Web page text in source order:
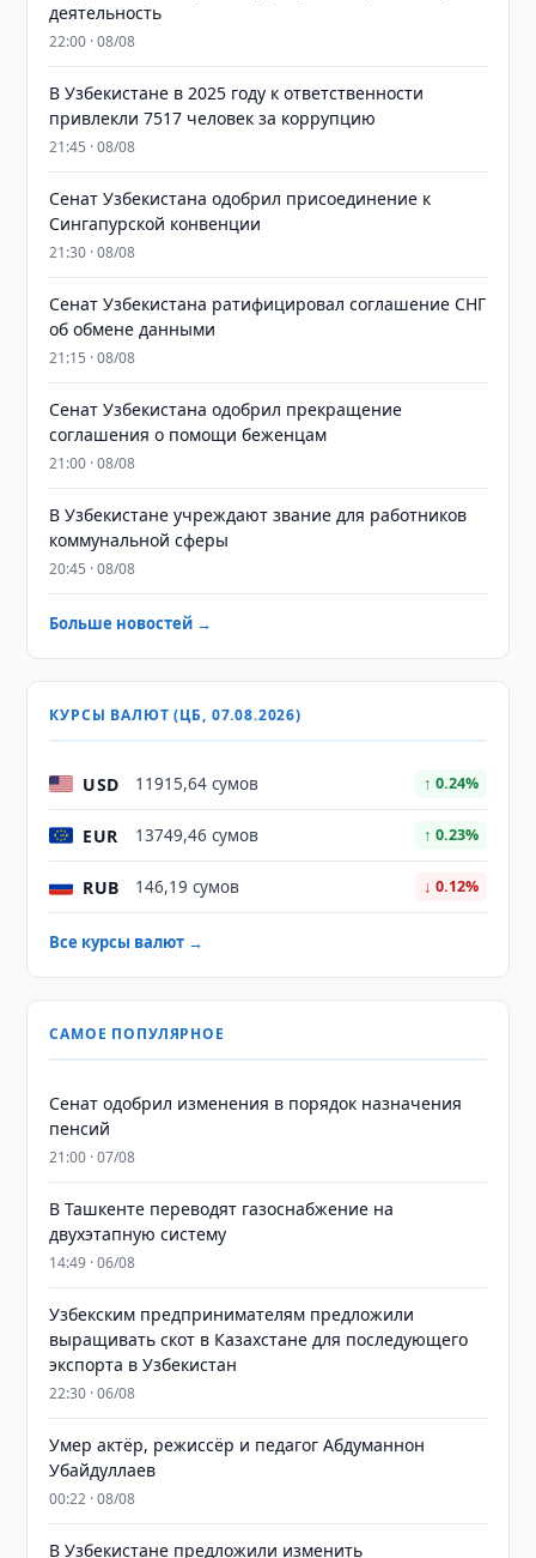
деятельность
22:00 · 08/08
В Узбекистане в 2025 году к ответственности
привлекли 7517 человек за коррупцию
21:45 · 08/08
Сенат Узбекистана одобрил присоединение к
Сингапурской конвенции
21:30 · 08/08
Сенат Узбекистана ратифицировал соглашение СНГ
об обмене данными
21:15 · 08/08
Сенат Узбекистана одобрил прекращение
соглашения о помощи беженцам
21:00 · 08/08
В Узбекистане учреждают звание для работников
коммунальной сферы
20:45 · 08/08
Больше новостей →
КУРСЫ ВАЛЮТ (ЦБ, 07.08.2026)
USD 11915,64 сумов ↑ 0.24%
EUR 13749,46 сумов ↑ 0.23%
RUB 146,19 сумов ↓ 0.12%
Все курсы валют →
САМОЕ ПОПУЛЯРНОЕ
Сенат одобрил изменения в порядок назначения
пенсий
21:00 · 07/08
В Ташкенте переводят газоснабжение на
двухэтапную систему
14:49 · 06/08
Узбекским предпринимателям предложили
выращивать скот в Казахстане для последующего
экспорта в Узбекистан
22:30 · 06/08
Умер актёр, режиссёр и педагог Абдуманнон
Убайдуллаев
00:22 · 08/08
В Узбекистане предложили изменить